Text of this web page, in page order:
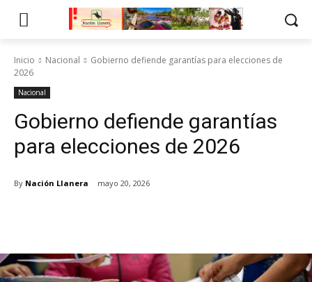
Inicio Nacional
Gobierno defiende garantías para elecciones de
2026
Nacional
Gobierno defiende garantías
para elecciones de 2026
By Nación Llanera mayo 20, 2026